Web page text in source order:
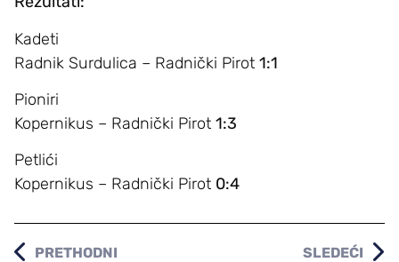
Kadeti
Radnik Surdulica – Radnički Pirot 1:1
Pioniri
Kopernikus – Radnički Pirot 1:3
Petlići
Kopernikus – Radnički Pirot 0:4
PRETHODNI SLEDEĆI